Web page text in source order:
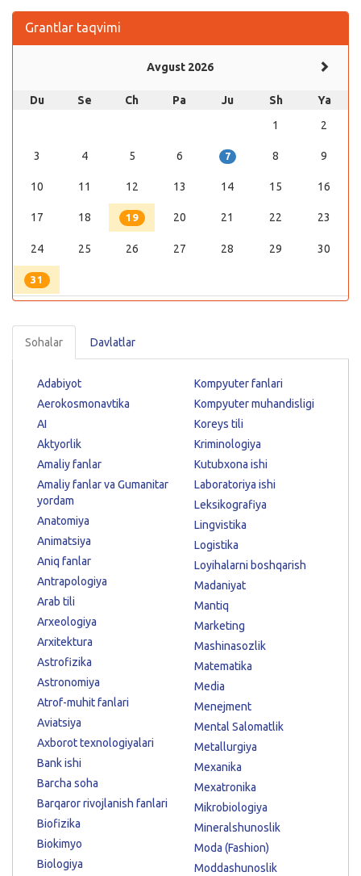
Grantlar taqvimi
Avgust 2026
Du Se Ch Pa Ju Sh
Ya
1
2
3 4 5 6 7 8 9
10 11 12 13 14 15 16
17 18 19 20 21 22 23
24 25 26 27 28 29 30
31
Sohalar Davlatlar
Adabiyot
Aerokosmonavtika
AI
Aktyorlik
Amaliy fanlar
Amaliy fanlar va Gumanitar
yordam
Anatomiya
Animatsiya
Aniq fanlar
Antrapologiya
Arab tili
Arxeologiya
Arxitektura
Astrofizika
Astronomiya
Atrof-muhit fanlari
Aviatsiya
Axborot texnologiyalari
Bank ishi
Barcha soha
Barqaror rivojlanish fanlari
Biofizika
Biokimyo
Biologiya
Kompyuter fanlari
Kompyuter muhandisligi
Koreys tili
Kriminologiya
Kutubxona ishi
Laboratoriya ishi
Leksikografiya
Lingvistika
Logistika
Loyihalarni boshqarish
Madaniyat
Mantiq
Marketing
Mashinasozlik
Matematika
Media
Menejment
Mental Salomatlik
Metallurgiya
Mexanika
Mexatronika
Mikrobiologiya
Mineralshunoslik
Moda (Fashion)
Moddashunoslik